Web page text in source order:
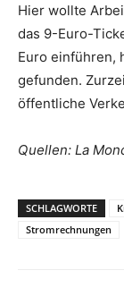
Hier wollte
das 9-Euro-
Euro einführen,
gefunden.
öffentliche
Quellen: La
SCHLAGWORTE
Stromrechnungen